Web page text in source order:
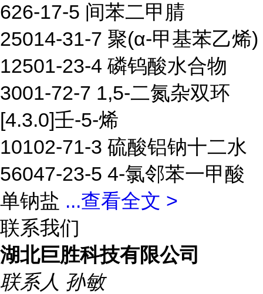
626-17-5 间苯二甲腈
25014-31-7 聚(α-甲基苯乙烯)
12501-23-4 磷钨酸水合物
3001-72-7 1,5-二氮杂双环
[4.3.0]壬-5-烯
10102-71-3 硫酸铝钠十二水
56047-23-5 4-氯邻苯一甲酸
单钠盐 ...查看全文 >
联系我们
湖北巨胜科技有限公司
联系人 孙敏